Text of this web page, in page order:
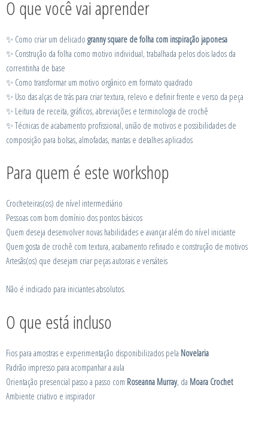
O que você vai aprender
✨ Como criar um delicado granny square de folha com inspiração japonesa
✨ Construção da folha como motivo individual, trabalhada pelos dois lados da
correntinha de base
✨ Como transformar um motivo orgânico em formato quadrado
✨ Uso das alças de trás para criar textura, relevo e definir frente e verso da peça
✨ Leitura de receita, gráficos, abreviações e terminologia de crochê
✨ Técnicas de acabamento profissional, união de motivos e possibilidades de
composição para bolsas, almofadas, mantas e detalhes aplicados
Para quem é este workshop
Crocheteiras(os) de nível intermediário
Pessoas com bom domínio dos pontos básicos
Quem deseja desenvolver novas habilidades e avançar além do nível iniciante
Quem gosta de crochê com textura, acabamento refinado e construção de motivos
Artesãs(os) que desejam criar peças autorais e versáteis
Não é indicado para iniciantes absolutos.
O que está incluso
Fios para amostras e experimentação disponibilizados pela Novelaria
Padrão impresso para acompanhar a aula
Orientação presencial passo a passo com Roseanna Murray, da Moara Crochet
Ambiente criativo e inspirador